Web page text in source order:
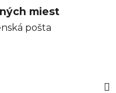
miest
pošta